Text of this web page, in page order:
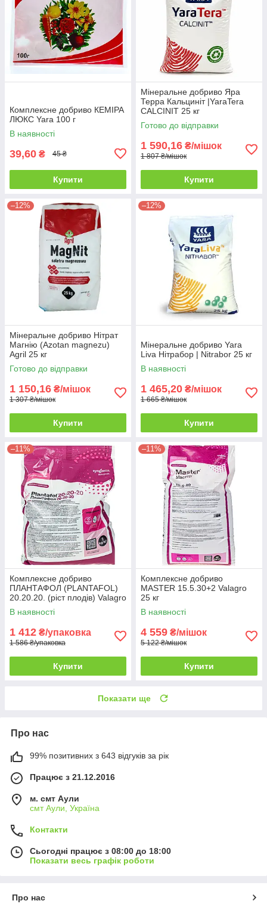
Комплексне добриво КЕМІРА
ЛЮКС Yara 100 г
В наявності
39,60 ₴ 45 ₴
Купити
Мінеральне добриво Яра
Терра Кальциніт |YaraTera
CALCINIT 25 кг
Готово до відправки
1 590,16 ₴/мішок
1 807 ₴/мішок
Купити
–12%
Мінеральне добриво Нітрат
Магнію (Azotan magnezu)
Agril 25 кг
Готово до відправки
1 150,16 ₴/мішок
1 307 ₴/мішок
Купити
–12%
Мінеральне добриво Yara
Liva Нітрабор | Nitrabor 25 кг
В наявності
1 465,20 ₴/мішок
1 665 ₴/мішок
Купити
–11%
Комплексне добриво
ПЛАНТАФОЛ (PLANTAFOL)
20.20.20. (ріст плодів) Valagro
5 кг
В наявності
1 412 ₴/упаковка
1 586 ₴/упаковка
Купити
–11%
Комплексне добриво
MASTER 15.5.30+2 Valagro
25 кг
В наявності
4 559 ₴/мішок
5 122 ₴/мішок
Купити
Показати ще
Про нас
99% позитивних з 643 відгуків за рік
Працює з 21.12.2016
м. смт Аули
смт Аули, Україна
Контакти
Сьогодні працює з 08:00 до 18:00
Показати весь графік роботи
Про нас